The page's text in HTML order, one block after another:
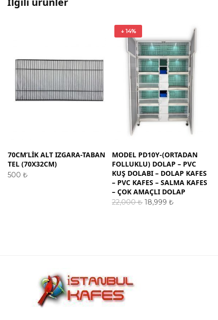
70CM’LİK ALT IZGARA-TABAN
TEL (70X32CM)
500 ₺
↓ 14%
MODEL PD10Y-(ORTADAN
FOLLUKLU) DOLAP – PVC
KUŞ DOLABI – DOLAP KAFES
– PVC KAFES – SALMA KAFES
– ÇOK AMAÇLI DOLAP
22,000₺ Orijinal
18,999 ₺